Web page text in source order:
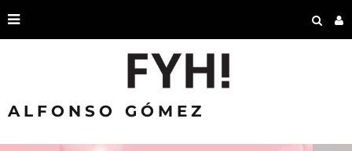
ALFONSO GÓMEZ